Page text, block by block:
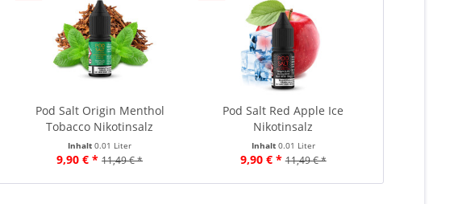
Pod Salt Origin Menthol
Tobacco Nikotinsalz
Inhalt0.01 Liter
9,90 € * 11,49 € *
Pod Salt Red Apple Ice
Nikotinsalz
Inhalt 0.01 Liter
9,90 € * 11,49 € *